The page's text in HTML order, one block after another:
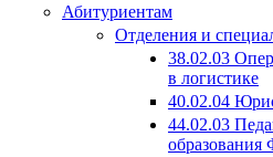
Абитуриентам
Отделения и
38.02.03
в логистике
40.02.04
44.02.03